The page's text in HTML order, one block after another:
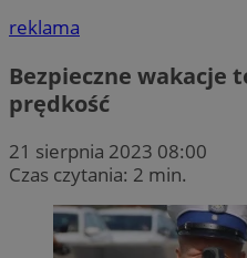
reklama
Bezpieczne wakacje
prędkość
21 sierpnia 2023 08:00
Czas czytania: 2 min.